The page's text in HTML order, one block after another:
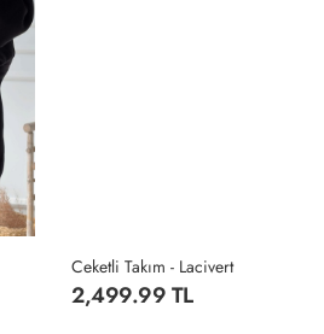
Ceketli Takım - Lacivert
2,499.99 TL